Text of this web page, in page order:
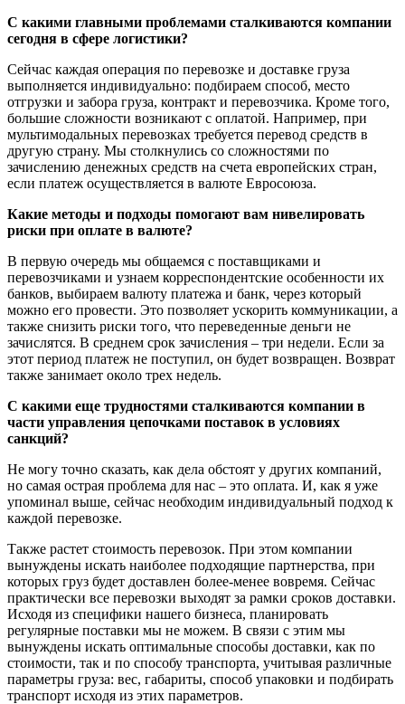
С какими главными проблемами сталкиваются компании
сегодня в сфере логистики?
Сейчас каждая операция по перевозке и доставке груза
выполняется индивидуально: подбираем способ, место
отгрузки и забора груза, контракт и перевозчика. Кроме того,
большие сложности возникают с оплатой. Например, при
мультимодальных перевозках требуется перевод средств в
другую страну. Мы столкнулись со сложностями по
зачислению денежных средств на счета европейских стран,
если платеж осуществляется в валюте Евросоюза.
Какие методы и подходы помогают вам нивелировать
риски при оплате в валюте?
В первую очередь мы общаемся с поставщиками и
перевозчиками и узнаем корреспондентские особенности их
банков, выбираем валюту платежа и банк, через который
можно его провести. Это позволяет ускорить коммуникации, а
также снизить риски того, что переведенные деньги не
зачислятся. В среднем срок зачисления – три недели. Если за
этот период платеж не поступил, он будет возвращен. Возврат
также занимает около трех недель.
С какими еще трудностями сталкиваются компании в
части управления цепочками поставок в условиях
санкций?
Не могу точно сказать, как дела обстоят у других компаний,
но самая острая проблема для нас – это оплата. И, как я уже
упоминал выше, сейчас необходим индивидуальный подход к
каждой перевозке.
Также растет стоимость перевозок. При этом компании
вынуждены искать наиболее подходящие партнерства, при
которых груз будет доставлен более-менее вовремя. Сейчас
практически все перевозки выходят за рамки сроков доставки.
Исходя из специфики нашего бизнеса, планировать
регулярные поставки мы не можем. В связи с этим мы
вынуждены искать оптимальные способы доставки, как по
стоимости, так и по способу транспорта, учитывая различные
параметры груза: вес, габариты, способ упаковки и подбирать
транспорт исходя из этих параметров.